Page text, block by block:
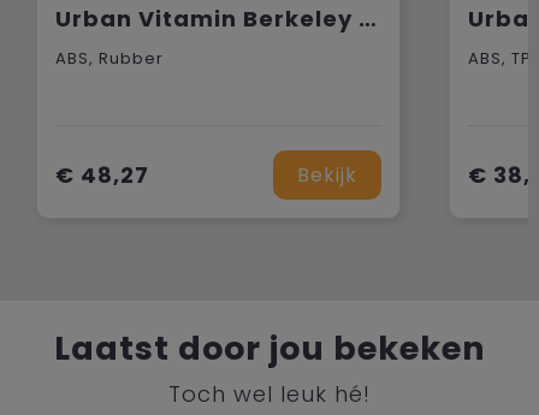
Urban Vitamin Berkeley IPX7 draadloze 10W luidspreker
ABS, Rubber
€ 48,27 Bekijk
ABS,
€
Laatst door jou bekeken
Toch wel leuk hé!